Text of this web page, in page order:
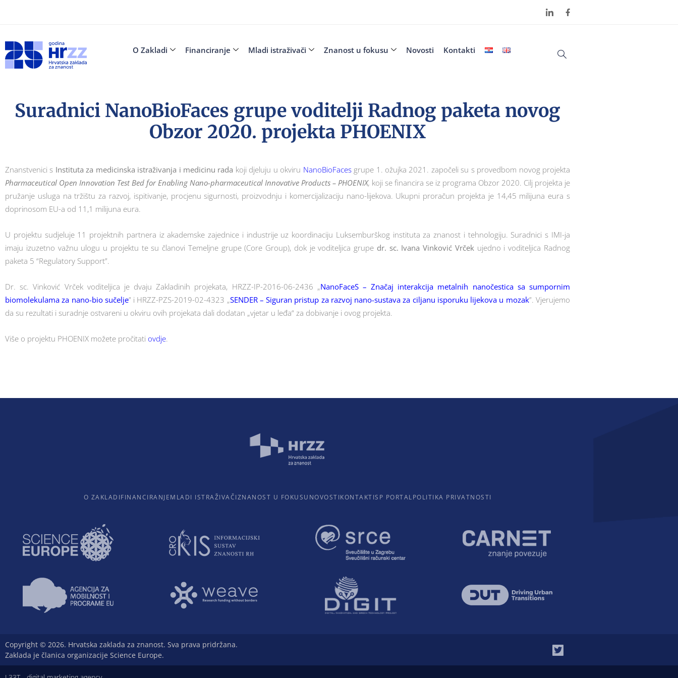
O Zakladi Financiranje Mladi istraživači Znanost u fokusu Novosti Kontakti
Suradnici NanoBioFaces grupe voditelji Radnog paketa novog
Obzor 2020. projekta PHOENIX
Znanstvenici s Instituta za medicinska istraživanja i medicinu rada koji djeluju u okviru NanoBioFacesgrupe 1. ožujka 2021. započeli su s provedbom novog projekta
Pharmaceutical Open Innovation Test Bed for Enabling Nano-pharmaceutical Innovative Products – PHOENIX, koji se financira se iz programa Obzor 2020. Cilj projekta je
pružanje usluga na tržištu za razvoj, ispitivanje, procjenu sigurnosti, proizvodnju i komercijalizaciju nano-lijekova. Ukupni proračun projekta je 14,45 milijuna eura s
doprinosom EU-a od 11,1 milijuna eura.
U projektu sudjeluje 11 projektnih partnera iz akademske zajednice i industrije uz koordinaciju Luksemburškog instituta za znanost i tehnologiju. Suradnici s IMI-ja
imaju izuzetno važnu ulogu u projektu te su članovi Temeljne grupe (Core Group), dok je voditeljica grupe dr. sc. Ivana Vinković Vrčekujedno i voditeljica Radnog
paketa 5 “Regulatory Support”.
Dr. sc. Vinković Vrček voditeljica je dvaju Zakladinih projekata, HRZZ-IP-2016-06-2436 „NanoFaceS – Značaj interakcija metalnih nanočestica sa sumpornim
biomolekulama za nano-bio sučelje” i HRZZ-PZS-2019-02-4323 „SENDER – Siguran pristup za razvoj nano-sustava za ciljanu isporuku lijekova u mozak”. Vjerujemo
da su rezultati i suradnje ostvareni u okviru ovih projekata dali dodatan „vjetar u leđa“ za dobivanje i ovog projekta.
Više o projektu PHOENIX možete pročitati ovdje.
O ZAKLADIFINANCIRANJEMLADI ISTRAŽIVAČIZNANOST U FOKUSU NOVOSTIKONTAKTISP PORTALPOLITIKA PRIVATNOSTI
Copyright © 2026. Hrvatska zaklada za znanost. Sva prava pridržana.
Zaklada je članica organizacije Science Europe.